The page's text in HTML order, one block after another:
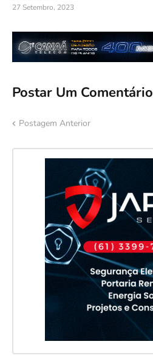
27 Setembro, 2023
Postar Um Comentário
Postagem Anterior